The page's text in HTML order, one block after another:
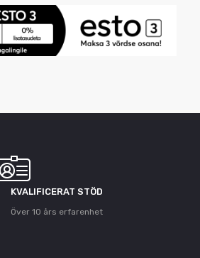
KVALIFICERAT STÖD
Över 10 års erfarenhet